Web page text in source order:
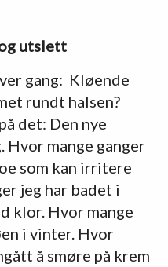
utslett
gang: Kløende
rundt halsen?
det: Den nye
Hvor mange ganger
som kan irritere
jeg har badet i
klor. Hvor mange
i vinter. Hvor
å smøre på krem